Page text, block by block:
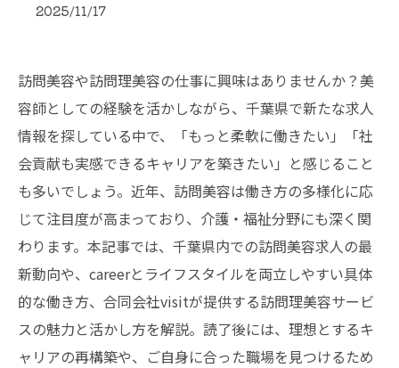
2025/11/17
訪問美容や訪問理美容の仕事に興味はありませんか？美
容師としての経験を活かしながら、千葉県で新たな求人
情報を探している中で、「もっと柔軟に働きたい」「社
会貢献も実感できるキャリアを築きたい」と感じること
も多いでしょう。近年、訪問美容は働き方の多様化に応
じて注目度が高まっており、介護・福祉分野にも深く関
わります。本記事では、千葉県内での訪問美容求人の最
新動向や、careerとライフスタイルを両立しやすい具体
的な働き方、合同会社visitが提供する訪問理美容サービ
スの魅力と活かし方を解説。読了後には、理想とするキ
ャリアの再構築や、ご自身に合った職場を見つけるため